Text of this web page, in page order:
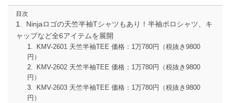
目次
Ninjaロゴの天竺半袖Tシャツもあり！半袖ポロシャツ、キ
ャップなど全6アイテムを展開
KMV-2601 天竺半袖TEE 価格：1万780円（税抜き9800
円）
KMV-2602 天竺半袖TEE 価格：1万780円（税抜き9800
円）
KMV-2603 天竺半袖TEE 価格：1万780円（税抜き9800
円）